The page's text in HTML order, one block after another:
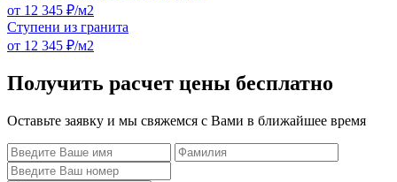
от 12 345 ₽/м2
Ступени из гранита
от 12 345 ₽/м2
Получить расчет цены бесплатно
Оставьте заявку и мы свяжемся с Вами в ближайшее время